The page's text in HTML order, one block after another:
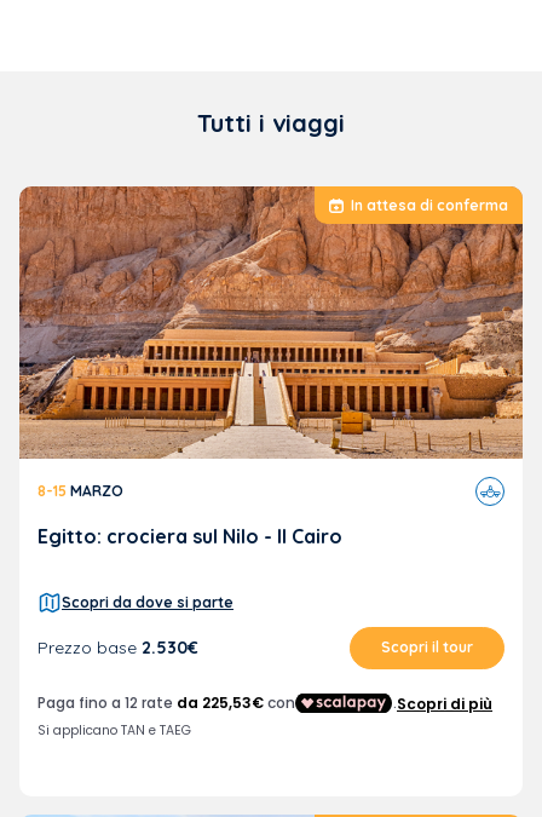
Tutti i viaggi
In attesa di conferma
8-15 MARZO
Viaggi
in
Egitto: crociera sul Nilo - Il Cairo
Scopri da dove si parte
Prezzo base 2.530€ Scopri il tour